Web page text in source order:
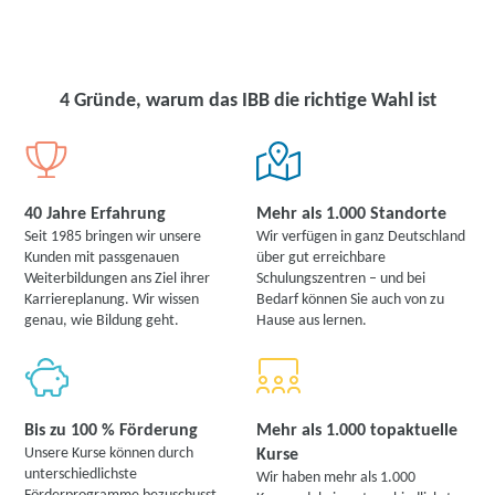
4 Gründe, warum das IBB die richtige Wahl ist
40 Jahre Erfahrung
Seit 1985 bringen wir unsere
Kunden mit passgenauen
Weiterbildungen ans Ziel ihrer
Karriereplanung. Wir wissen
genau, wie Bildung geht.
Mehr als 1.000 Standorte
Wir verfügen in ganz Deutschland
über gut erreichbare
Schulungszentren – und bei
Bedarf können Sie auch von zu
Hause aus lernen.
Bis zu 100 % Förderung
Unsere Kurse können durch
unterschiedlichste
Mehr als 1.000 topaktuelle
Kurse
Wir haben mehr als 1.000